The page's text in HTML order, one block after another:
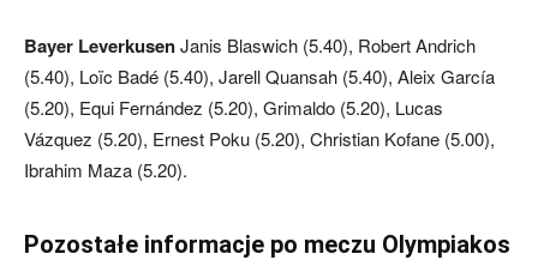
Bayer LeverkusenJanis Blaswich (5.40), Robert Andrich
(5.40), Loïc Badé (5.40), Jarell Quansah (5.40), Aleix García
(5.20), Equi Fernández (5.20), Grimaldo (5.20), Lucas
Vázquez (5.20), Ernest Poku (5.20), Christian Kofane (5.00),
Ibrahim Maza (5.20).
Pozostałe informacje po meczu Olympiakos